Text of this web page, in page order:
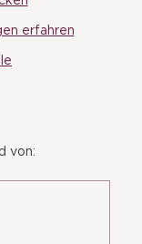
erfahren
von: